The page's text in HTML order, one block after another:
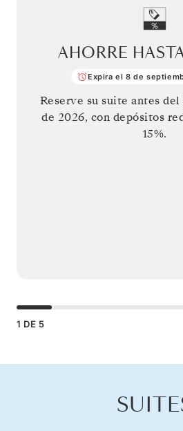
AHORRE
Expira el 8 de
Reserve su suite antes del
de 2026, con depósitos
15%.
1 DE 5